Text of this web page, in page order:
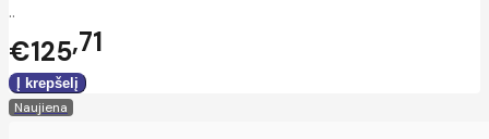
..
€125 71
Naujiena